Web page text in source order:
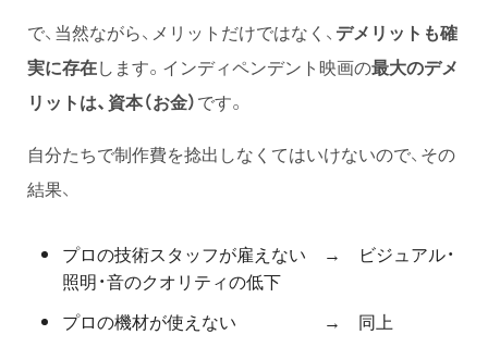
で、当然ながら、メリットだけではなく、 デメリットも確
実に存在します。インディペンデント映画の最大のデメ
リットは、資本（お金）です。
自分たちで制作費を捻出しなくてはいけないので、その
結果、
プロの技術スタッフが雇えない → ビジュアル・
照明・音のクオリティの低下
プロの機材が使えない → 同上